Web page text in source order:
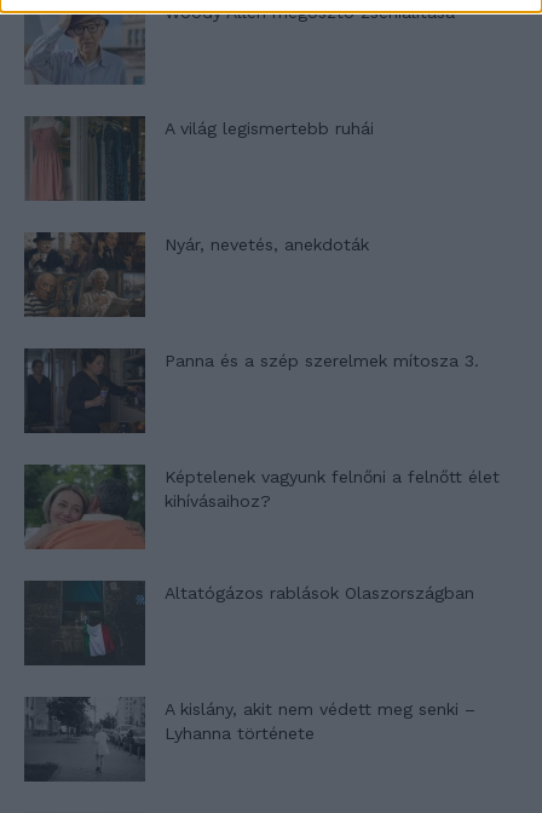
Woody Allen megosztó zsenialitása
A világ legismertebb ruhái
Nyár, nevetés, anekdoták
Panna és a szép szerelmek mítosza 3.
Képtelenek vagyunk felnőni a felnőtt élet
kihívásaihoz?
Altatógázos rablások Olaszországban
A kislány, akit nem védett meg senki –
Lyhanna története